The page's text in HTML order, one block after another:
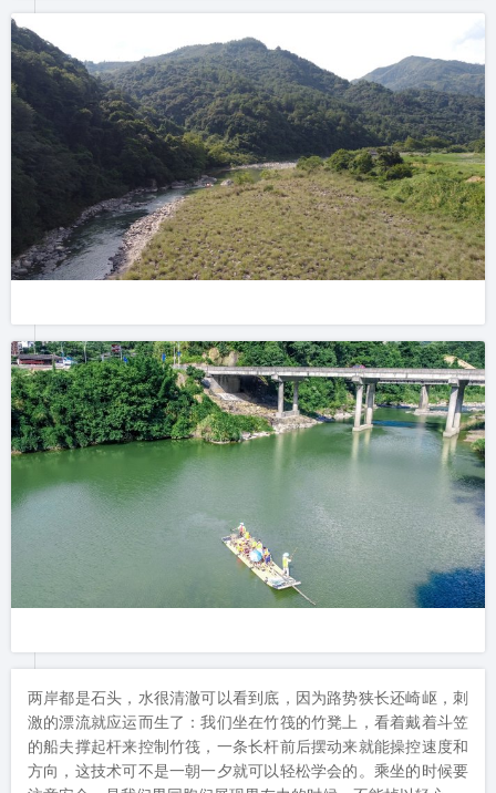
两岸都是石头，水很清澈可以看到底，因为路势狭长还崎岖，刺
激的漂流就应运而生了：我们坐在竹筏的竹凳上，看着戴着斗笠
的船夫撑起杆来控制竹筏，一条长杆前后摆动来就能操控速度和
方向，这技术可不是一朝一夕就可以轻松学会的。乘坐的时候要